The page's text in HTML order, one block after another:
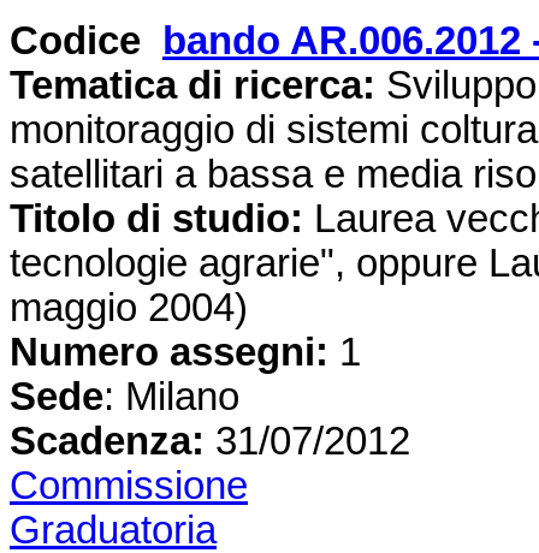
Codice
bando AR.006.2012
Tematica di ricerca:
monitoraggio di sistemi
satellitari a bassa e media
Titolo di studio: Laurea
tecnologie agrarie", oppure
maggio 2004)
Numero assegni: 1
Sede: Milano
Scadenza: 31/07/2012
Commissione
Graduatoria